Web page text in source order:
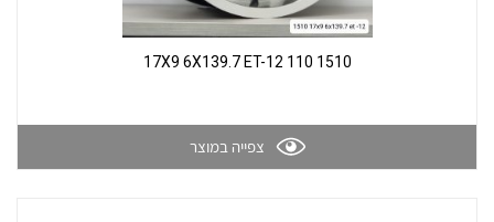
1510 17X9 6X139.7 ET-12 110
צפייה במוצר